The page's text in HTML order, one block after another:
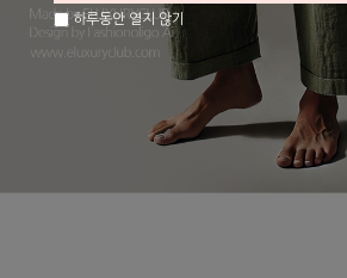
하루동안 열지 않기